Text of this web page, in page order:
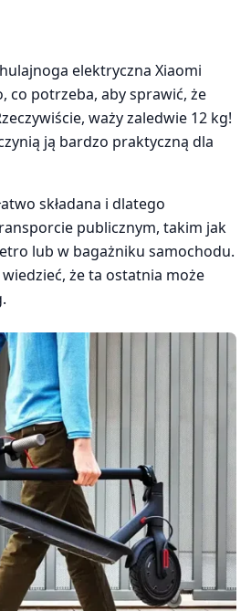
elektryczna Xiaomi
co potrzeba, aby sprawić, że
waży zaledwie 12 kg!
ją bardzo praktyczną dla
składana i dlatego
publicznym, takim jak
lub w bagażniku samochodu.
że ta ostatnia może